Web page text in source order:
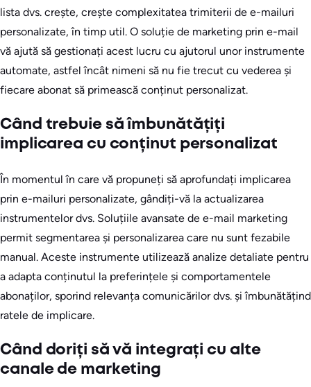
lista dvs. crește, crește complexitatea trimiterii de e-mailuri
personalizate, în timp util. O soluție de marketing prin e-mail
vă ajută să gestionați acest lucru cu ajutorul unor instrumente
automate, astfel încât nimeni să nu fie trecut cu vederea și
fiecare abonat să primească conținut personalizat.
Când trebuie să îmbunătățiți
implicarea cu conținut personalizat
În momentul în care vă propuneți să aprofundați implicarea
prin e-mailuri personalizate, gândiți-vă la actualizarea
instrumentelor dvs. Soluțiile avansate de e-mail marketing
permit segmentarea și personalizarea care nu sunt fezabile
manual. Aceste instrumente utilizează analize detaliate pentru
a adapta conținutul la preferințele și comportamentele
abonaților, sporind relevanța comunicărilor dvs. și îmbunătățind
ratele de implicare.
Când doriți să vă integrați cu alte
canale de marketing